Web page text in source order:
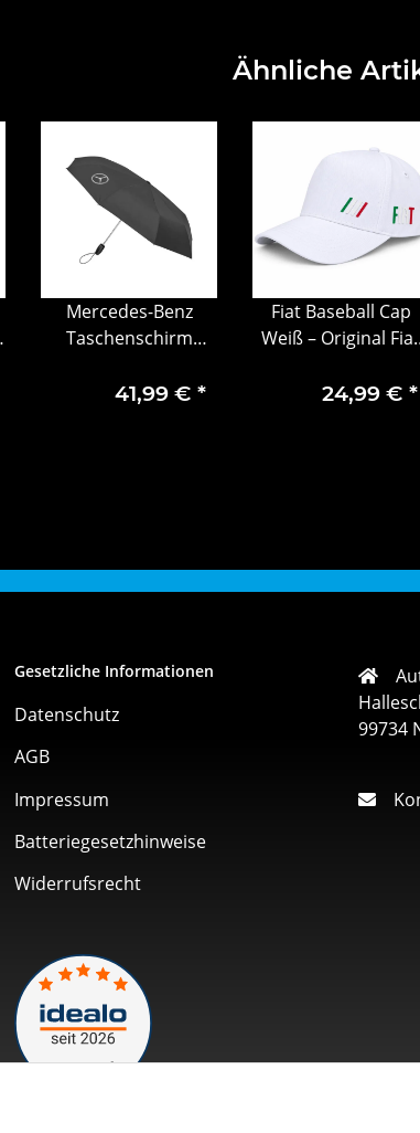
Ähnliche
Mercedes-Benz
Taschenschirm
Polyester
41,99 € *
Fiat Baseball Cap
Weiß – Original Fiat
Logo & Premium
24,99 € *
Gesetzliche Informationen
Datenschutz
AGB
Impressum
Batteriegesetzhinweise
Widerrufsrecht
99734